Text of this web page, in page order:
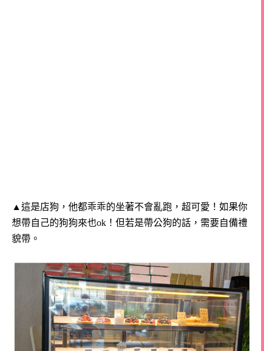
▲這是店狗，他都乖乖的坐著不會亂跑，超可愛！ 如果你
想帶自己的狗狗來也ok！ 但若是帶公狗的話，需要自備禮
貌帶。